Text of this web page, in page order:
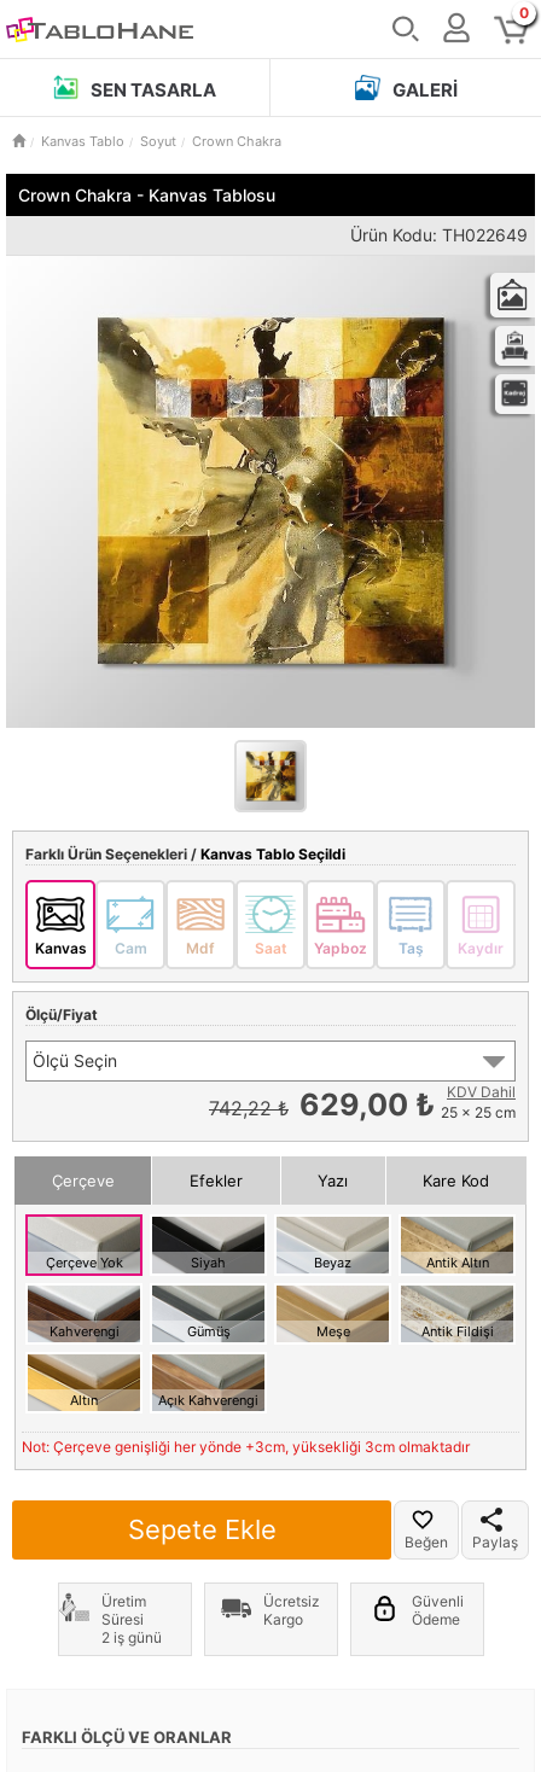
0
SEN TASARLA GALERI
Kanvas Tablo Soyut Crown Chakra
Crown Chakra - Kanvas Tablosu
Ürün Kodu: TH022649
Farklı Ürün Seçenekleri / Kanvas Tablo Seçildi
Kanvas Cam Mdf Saat Yapboz Taş Kaydır
Ölçü/Fiyat
Ölçü Seçin
742,22 ₺ 629,00 ₺
KDV Dahil
25 x 25 cm
Çerçeve Efekler Yazı Kare Kod
Çerçeve Yok Siyah Beyaz Antik Altın
Kahverengi Gümüş Meşe Antik Fildişi
Altın Açık Kahverengi
Not: Çerçeve genişliği her yönde +3cm, yüksekliği 3cm olmaktadır
Sepete Ekle Beğen Paylaş
Üretim
Süresi
2 iş günü
Ücretsiz
Kargo
Güvenli
Ödeme
FARKLI ÖLÇÜ VE ORANLAR